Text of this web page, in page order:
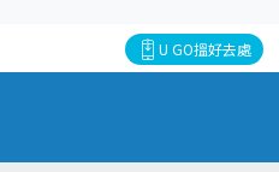
U GO搵好去處